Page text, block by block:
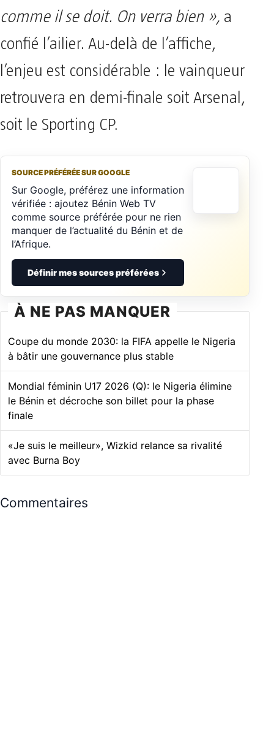
comme il se doit. On verra bien », a
confié l’ailier. Au-delà de l’affiche,
l’enjeu est considérable : le vainqueur
retrouvera en demi-finale soit Arsenal,
soit le Sporting CP.
SOURCE PRÉFÉRÉE SUR GOOGLE
Sur Google, préférez une information
vérifiée : ajoutez Bénin Web TV
comme source préférée pour ne rien
manquer de l’actualité du Bénin et de
l’Afrique.
Définir mes sources préférées
À NE PAS MANQUER
Coupe du monde 2030: la FIFA appelle le Nigeria
à bâtir une gouvernance plus stable
Mondial féminin U17 2026 (Q): le Nigeria élimine
le Bénin et décroche son billet pour la phase
finale
«Je suis le meilleur», Wizkid relance sa rivalité
avec Burna Boy
Commentaires